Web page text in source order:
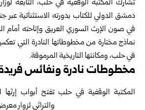
تشارك المكتبة الوقفية في حلب، التابعة
دمشق الدولي للكتاب بدورته الاستثنائية عبر
في صون الإرث السوري العريق وإتاحته
نماذج مختارة من مخطوطاتها النادرة التي
في حلب، ومكانتها التاريخية المرموقة.
مخطوطات نادرة ونفائس